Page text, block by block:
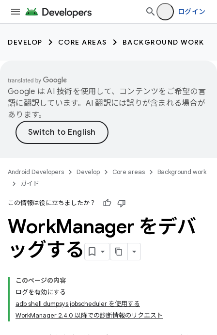
ログイン
DEVELOP CORE AREAS BACKGROUND WORK
Google は AI 技術を使用して、コンテンツをご希望の言
語に翻訳しています。AI 翻訳には誤りが含まれる場合が
あります。
Android Developers Develop Core areas
Background work
ガイド
この情報は役に立ちましたか？
WorkManager をデバ
ッグする
このページの内容
ログを有効にする
adb shell dumpsys jobscheduler を使用する
WorkManager 2.4.0 以降での診断情報のリクエスト